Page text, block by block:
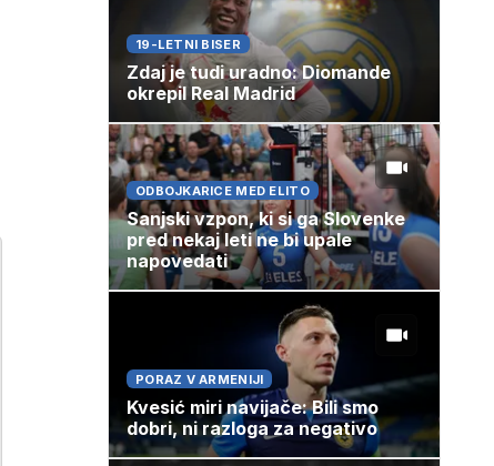
19-LETNI BISER
Zdaj je tudi uradno: Diomande
okrepil Real Madrid
ODBOJKARICE MED ELITO
Sanjski vzpon, ki si ga Slovenke
pred nekaj leti ne bi upale
napovedati
PORAZ V ARMENIJI
Kvesić miri navijače: Bili smo
dobri, ni razloga za negativo